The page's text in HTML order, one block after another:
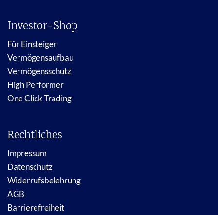
Investor-Shop
Für Einsteiger
Vermögensaufbau
Vermögensschutz
High Performer
One Click Trading
Rechtliches
Impressum
Datenschutz
Widerrufsbelehrung
AGB
Barrierefreiheit